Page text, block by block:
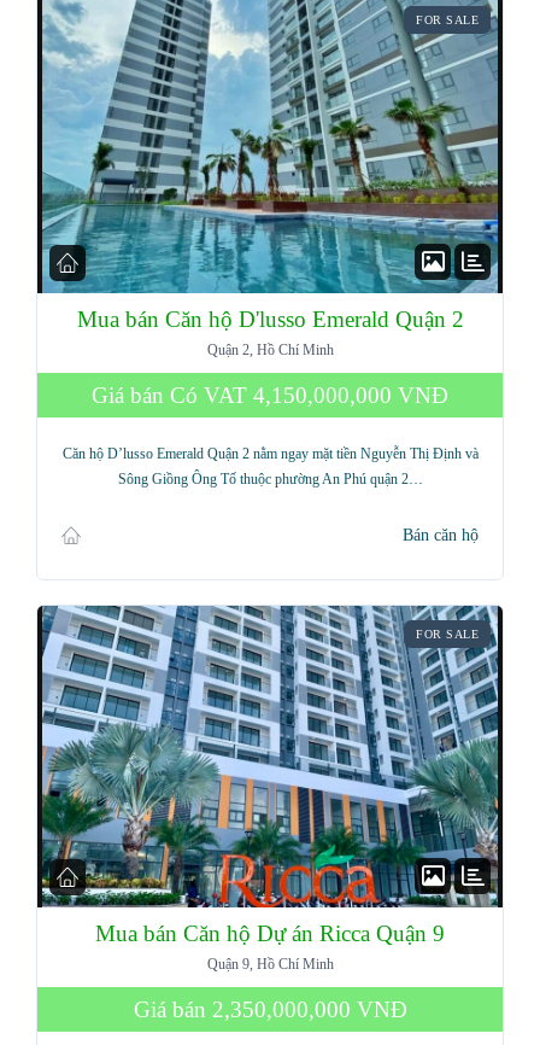
FOR SALE
Mua bán Căn hộ D'lusso Emerald Quận 2
Quận 2, Hồ Chí Minh
Giá bán Có VAT 4,150,000,000 VNĐ
Căn hộ D’lusso Emerald Quận 2 nằm ngay mặt tiền Nguyễn Thị Định và
Sông Giồng Ông Tố thuộc phường An Phú quận 2…
Bán căn hộ
FOR SALE
Mua bán Căn hộ Dự án Ricca Quận 9
Quận 9, Hồ Chí Minh
Giá bán 2,350,000,000 VNĐ